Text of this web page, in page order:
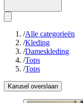
/Alle categorieën
/Kleding
/Dameskleding
/Tops
/Tops
Karusel overslaan